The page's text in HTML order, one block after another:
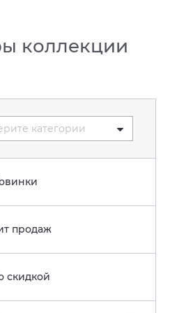
коллекции
категории
продаж
скидкой